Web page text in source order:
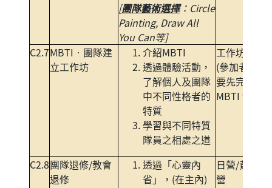
[團隊藝術選擇：Circle
Painting, Draw All
You Can等]
C2.7MBTI‧團隊建
立工作坊
介紹MBTI
透過體驗活動，
了解個人及團隊
中不同性格者的
特質
學習與不同特質
隊員之相處之道
工作坊
(參加者需
要先完成
MBTI test)
C2.8團隊退修/教會
退修
透過「心靈內
省」，(在主內)
日營/黃昏
營